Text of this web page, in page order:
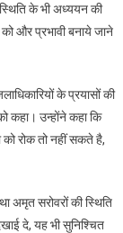
स्थिति के भी अध्ययन की
और प्रभावी बनाये जाने
के प्रयासों की
कहा। उन्होंने कहा कि
को रोक तो नहीं सकते है,
अमृत सरोवरों की स्थिति
दे, यह भी सुनिश्चित